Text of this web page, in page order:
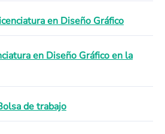
en Diseño Gráfico
en Diseño Gráfico en la
de trabajo